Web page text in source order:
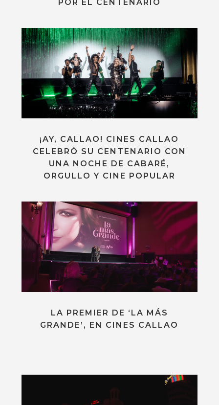
POR EL CENTENARIO
¡AY, CALLAO! CINES CALLAO
CELEBRÓ SU CENTENARIO CON
UNA NOCHE DE CABARÉ,
ORGULLO Y CINE POPULAR
LA PREMIER DE ‘LA MÁS
GRANDE’, EN CINES CALLAO